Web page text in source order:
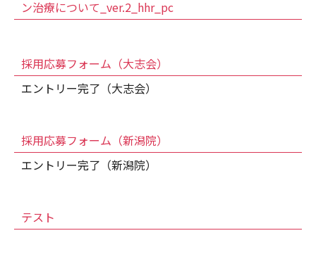
ン治療について_ver.2_hhr_pc
採用応募フォーム（大志会）
エントリー完了（大志会）
採用応募フォーム（新潟院）
エントリー完了（新潟院）
テスト